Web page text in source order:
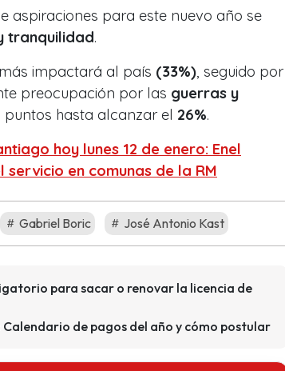
aspiraciones para este nuevo año se
tranquilidad.
impactará al país (33%) , seguido por
preocupación por las guerras y
puntos hasta alcanzar el 26%.
hoy lunes 12 de enero: Enel
en comunas de la RM
Gabriel Boric José Antonio Kast
para sacar o renovar la licencia de
Calendario de pagos del año y cómo postular